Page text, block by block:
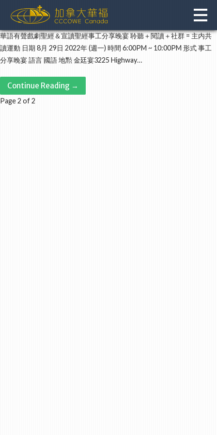
content
華語有聲戲劇聖經＆宣讀聖經事工分享晚宴 聆聽＋閱讀＋社群 = 主内共
讀運動 日期 8月 29日 2022年 (週一) 時間 6:00PM ~ 10:00PM 形式 事工
分享晚宴 語言 國語 地㸃 金廷宴3225 Highway…
Continue Reading →
Post
Page 2 of 2